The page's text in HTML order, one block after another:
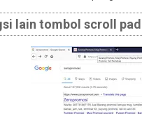
lain tombol scroll